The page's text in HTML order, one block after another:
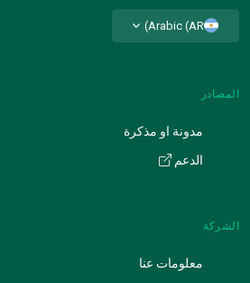
Arabic (AR)
المصادر
مدونة او مذكرة
الدعم
الشركة
معلومات عنا